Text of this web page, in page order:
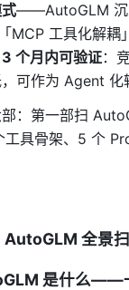
——AutoGLM 沉
MCP 工具化解耦
个月内可验证：
可作为 Agent 化
：第一部扫
工具骨架、5 个
AutoGLM 全景
是什么——